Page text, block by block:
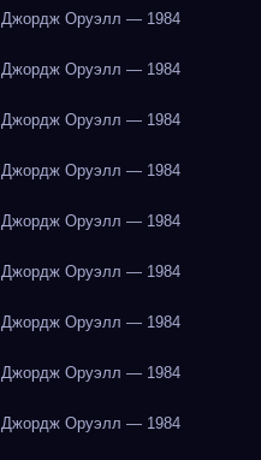
Джордж Оруэлл — 1984
Джордж Оруэлл — 1984
Джордж Оруэлл — 1984
Джордж Оруэлл — 1984
Джордж Оруэлл — 1984
Джордж Оруэлл — 1984
Джордж Оруэлл — 1984
Джордж Оруэлл — 1984
Джордж Оруэлл — 1984